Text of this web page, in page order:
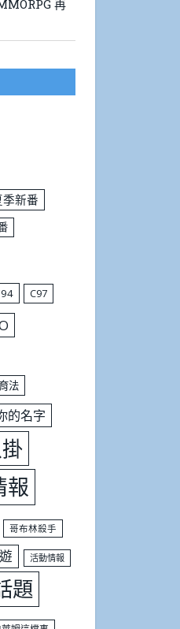
再
季新番
C97
法
的名字
報
哥布林殺手
活動情報
題